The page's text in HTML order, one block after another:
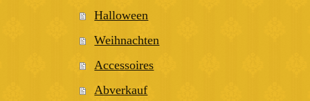
Halloween
Weihnachten
Accessoires
Abverkauf